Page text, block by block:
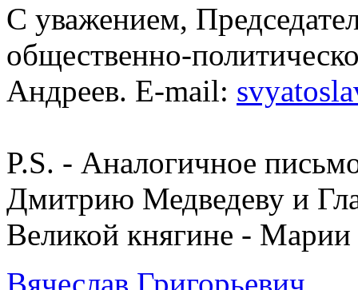
С уважением,
общественно-
Андреев. E-mail:
P.S. - Аналогичное
Дмитрию Медведеву и
Великой княгине -
Вячеслав Григорьевич